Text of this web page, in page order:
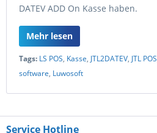
DATEV ADD On Kasse haben.
Mehr lesen
Tags: LS POS, Kasse, JTL2DATEV, JTL POS
software, Luwosoft
Service Hotline